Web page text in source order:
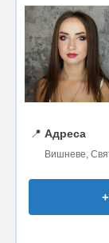
📍 Адреса
Вишневе,